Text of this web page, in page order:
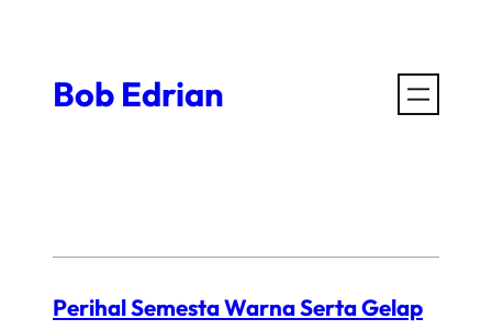
contentBob Edrian
Perihal Semesta Warna Serta Gelap